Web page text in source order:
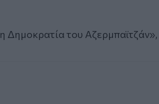
Δημοκρατία του Αζερμπαϊτζάν»,